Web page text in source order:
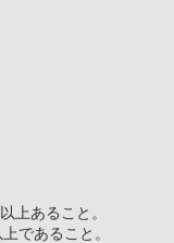
上あること。
であること。